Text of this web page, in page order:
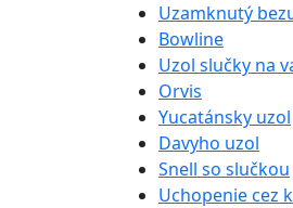
Uzamknutý
Bowline
Uzol slučky na
Orvis
Yucatánsky uzol
Davyho uzol
Snell so slučkou
Uchopenie cez